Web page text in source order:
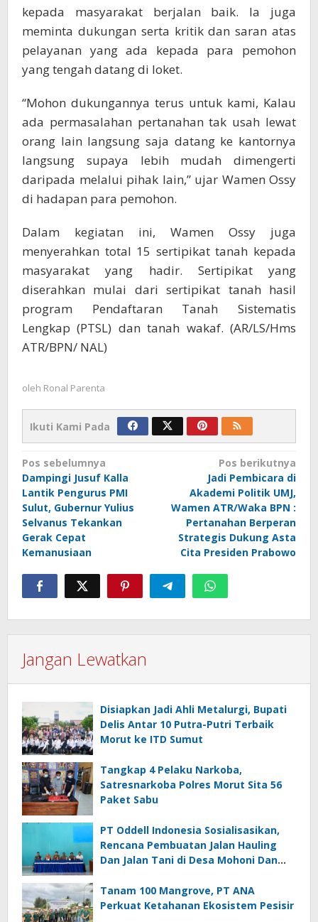
kepada masyarakat berjalan baik. Ia juga
meminta dukungan serta kritik dan saran atas
pelayanan yang ada kepada para pemohon
yang tengah datang di loket.
“Mohon dukungannya terus untuk kami, Kalau
ada permasalahan pertanahan tak usah lewat
orang lain langsung saja datang ke kantornya
langsung supaya lebih mudah dimengerti
daripada melalui pihak lain,” ujar Wamen Ossy
di hadapan para pemohon.
Dalam kegiatan ini, Wamen Ossy juga
menyerahkan total 15 sertipikat tanah kepada
masyarakat yang hadir. Sertipikat yang
diserahkan mulai dari sertipikat tanah hasil
program Pendaftaran Tanah Sistematis
Lengkap (PTSL) dan tanah wakaf. (AR/LS/Hms
ATR/BPN/ NAL)
oleh Ronal Parenta
Ikuti Kami Pada
Navigasi
pos
Pos sebelumnya
Dampingi Jusuf Kalla
Lantik Pengurus PMI
Sulut, Gubernur Yulius
Selvanus Tekankan
Gerak Cepat
Kemanusiaan
Pos berikutnya
Jadi Pembicara di
Akademi Politik UMJ,
Wamen ATR/Waka BPN :
Pertanahan Berperan
Strategis Dukung Asta
Cita Presiden Prabowo
Jangan Lewatkan
Disiapkan Jadi Ahli Metalurgi, Bupati
Delis Antar 10 Putra-Putri Terbaik
Morut ke ITD Sumut
Tangkap 4 Pelaku Narkoba,
Satresnarkoba Polres Morut Sita 56
Paket Sabu
PT Oddell Indonesia Sosialisasikan,
Rencana Pembuatan Jalan Hauling
Dan Jalan Tani di Desa Mohoni Dan
Tanam 100 Mangrove, PT ANA
Perkuat Ketahanan Ekosistem Pesisir